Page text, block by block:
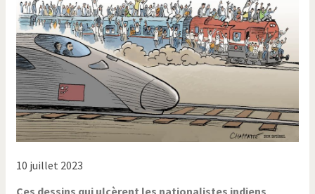
10 juillet 2023